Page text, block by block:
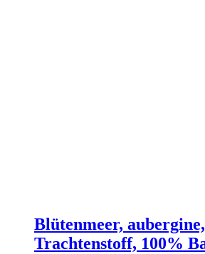
Blütenmeer, aubergine,
Trachtenstoff, 100%